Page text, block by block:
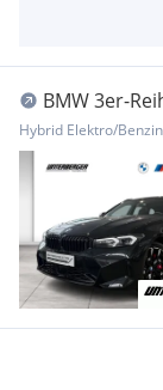
BMW 3er-
Innopaket | ...
Hybrid Elektro/